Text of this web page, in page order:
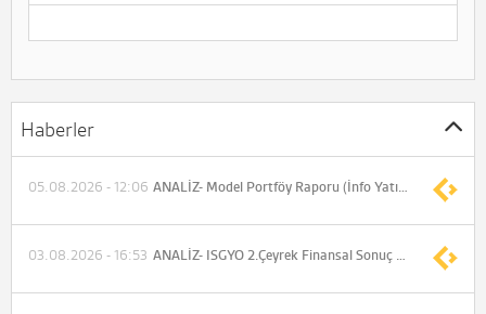
Haberler
ANALİZ- Model Portföy Raporu (İnfo Yatırım)
05.08.2026 - 12:06
ANALİZ- ISGYO 2.Çeyrek Finansal Sonuç Değerlendirmesi (Ziraat Yatırım)
03.08.2026 - 16:53